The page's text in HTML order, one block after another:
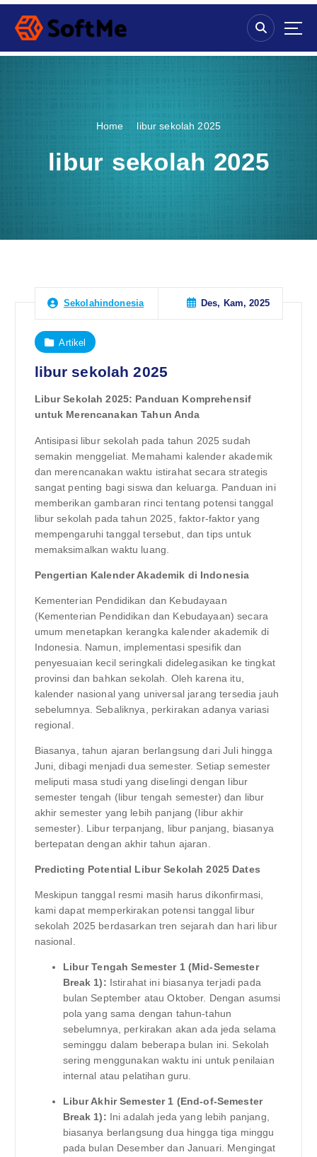
S
p
Home libur sekolah 2025
libur sekolah 2025
Sekolahindonesia Des, Kam, 2025
Artikel
libur sekolah 2025
Libur Sekolah 2025: Panduan Komprehensif
untuk Merencanakan Tahun Anda
Antisipasi libur sekolah pada tahun 2025 sudah
semakin menggeliat. Memahami kalender akademik
dan merencanakan waktu istirahat secara strategis
sangat penting bagi siswa dan keluarga. Panduan ini
memberikan gambaran rinci tentang potensi tanggal
libur sekolah pada tahun 2025, faktor-faktor yang
mempengaruhi tanggal tersebut, dan tips untuk
memaksimalkan waktu luang.
Pengertian Kalender Akademik di Indonesia
Kementerian Pendidikan dan Kebudayaan
(Kementerian Pendidikan dan Kebudayaan) secara
umum menetapkan kerangka kalender akademik di
Indonesia. Namun, implementasi spesifik dan
penyesuaian kecil seringkali didelegasikan ke tingkat
provinsi dan bahkan sekolah. Oleh karena itu,
kalender nasional yang universal jarang tersedia jauh
sebelumnya. Sebaliknya, perkirakan adanya variasi
regional.
Biasanya, tahun ajaran berlangsung dari Juli hingga
Juni, dibagi menjadi dua semester. Setiap semester
meliputi masa studi yang diselingi dengan libur
semester tengah (libur tengah semester) dan libur
akhir semester yang lebih panjang (libur akhir
semester). Libur terpanjang, libur panjang, biasanya
bertepatan dengan akhir tahun ajaran.
Predicting Potential Libur Sekolah 2025 Dates
Meskipun tanggal resmi masih harus dikonfirmasi,
kami dapat memperkirakan potensi tanggal libur
sekolah 2025 berdasarkan tren sejarah dan hari libur
nasional.
Libur Tengah Semester 1 (Mid-Semester
Break 1): Istirahat ini biasanya terjadi pada
bulan September atau Oktober. Dengan asumsi
pola yang sama dengan tahun-tahun
sebelumnya, perkirakan akan ada jeda selama
seminggu dalam beberapa bulan ini. Sekolah
sering menggunakan waktu ini untuk penilaian
internal atau pelatihan guru.
Libur Akhir Semester 1 (End-of-Semester
Break 1): Ini adalah jeda yang lebih panjang,
biasanya berlangsung dua hingga tiga minggu
pada bulan Desember dan Januari. Mengingat